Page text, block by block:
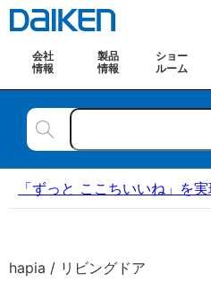
会社
情報
製品
情報
ショー
ルーム
「ずっと ここちいいね」を
hapia / リビングドア